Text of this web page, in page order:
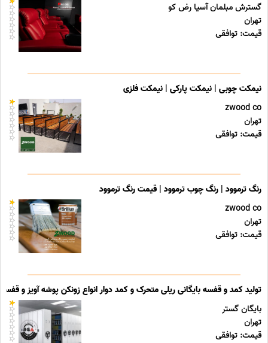
گسترش مبلمان آسیا رض کو
تهران
قیمت: توافقی
نیمکت چوبی | نیمکت پارکی | نیمکت فلزی
zwood co
تهران
قیمت: توافقی
رنگ ترموود | رنگ چوب ترموود | قیمت رنگ ترموود
zwood co
تهران
قیمت: توافقی
تولید کمد و قفسه بایگانی ریلی متحرک و کمد دوار انواع زونکن پوشه آویز و قفسه
بایگان گستر
تهران
قیمت: توافقی